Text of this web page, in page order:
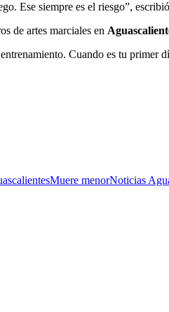
Ese siempre es el riesgo”,
de artes marciales en
Cuando es tu primer
Muere menorNoticias